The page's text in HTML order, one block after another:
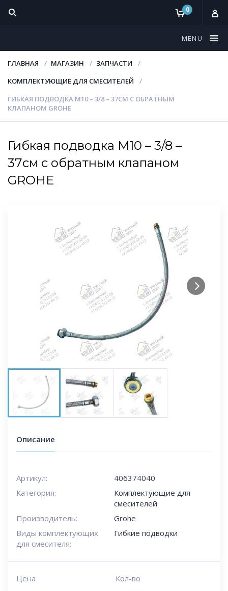
0
MENU
ГЛАВНАЯ МАГАЗИН
ЗАПЧАСТИ
КОМПЛЕКТУЮЩИЕ ДЛЯ СМЕСИТЕЛЕЙ
ГИБКАЯ ПОДВОДКА M10 – 3/8 – 37СМ С ОБРАТНЫМ
КЛАПАНОМ GROHE
Гибкая подводка M10 – 3/8 –
37см с обратным клапаном
GROHE
Описание
Артикул:
406374040
Категория:
Комплектующие для
смесителей
Производитель:
Grohe
Виды комплектующих
для смесителя:
Гибкие подводки
Цена
Кол-во